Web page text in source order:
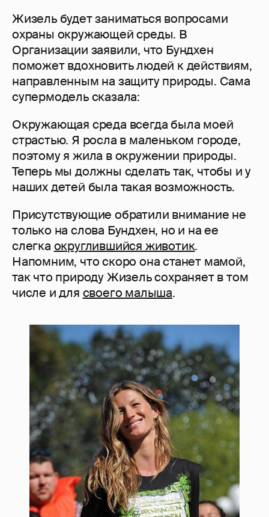
Жизель будет заниматься вопросами
охраны окружающей среды. В
Организации заявили, что Бундхен
поможет вдохновить людей к действиям,
направленным на защиту природы. Сама
супермодель сказала:
Окружающая среда всегда была моей
страстью. Я росла в маленьком городе,
поэтому я жила в окружении природы.
Теперь мы должны сделать так, чтобы и у
наших детей была такая возможность.
Присутствующие обратили внимание не
только на слова Бундхен, но и на ее
слегка округлившийся животик.
Напомним, что скоро она станет мамой,
так что природу Жизель сохраняет в том
числе и для своего малыша.